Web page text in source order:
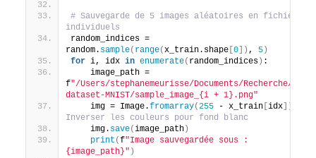
# Sauvegarde de 5 images aléatoires en fichiers
individuels
random_indices =
random. sample( range(x_train.shape[ 0]) , 5)
for i, idx in enumerate( random_indices) :
    image_path =
f"/Users/stephanemeurisse/Documents/Recherche/DNN-
dataset-MNIST/sample_image_{i + 1}.png"
    img = Image.
fromarray(255 - x_train[ idx])
Inverser les couleurs pour fond blanc
    img.
save(image_path)
print (f"Image sauvegardée sous :
{image_path}" )